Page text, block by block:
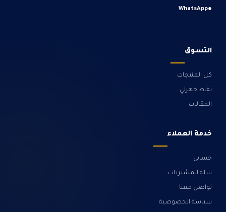
●
WhatsApp
التسوق
كل المنتجات
نقاط جهزلي
المقالات
خدمة العملاء
حسابي
سلة المشتريات
تواصل معنا
سياسة الخصوصية